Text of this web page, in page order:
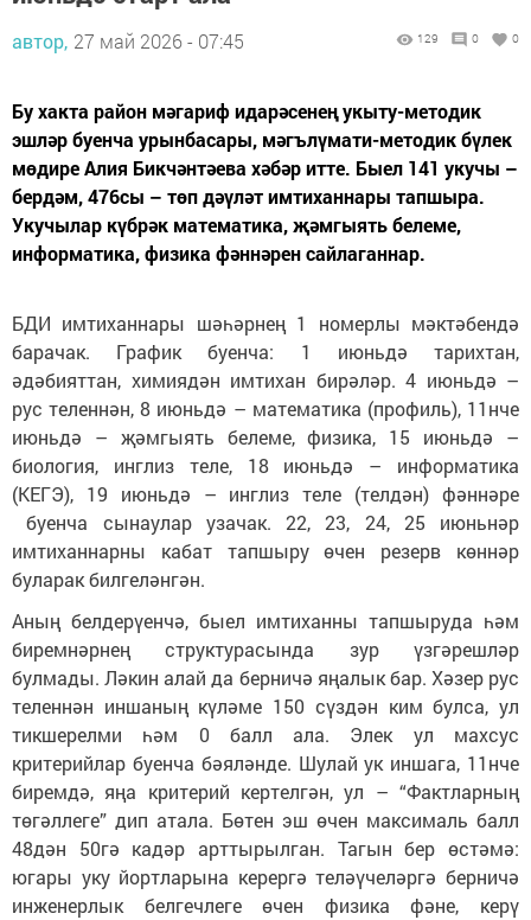
автор, 27 май 2026 - 07:45 129 0 0
Бу хакта район мәгариф идарәсенең укыту-методик
эшләр буенча урынбасары, мәгълүмати-методик бүлек
мөдире Алия Бикчәнтәева хәбәр итте. Быел 141 укучы –
бердәм, 476сы – төп дәүләт имтиханнары тапшыра.
Укучылар күбрәк математика, җәмгыять белеме,
информатика, физика фәннәрен сайлаганнар.
БДИ имтиханнары шәһәрнең 1 номерлы мәктәбендә
барачак. График буенча: 1 июньдә тарихтан,
әдәбияттан, химиядән имтихан бирәләр. 4 июньдә –
рус теленнән, 8 июньдә – математика (профиль), 11нче
июньдә – җәмгыять белеме, физика, 15 июньдә –
биология, инглиз теле, 18 июньдә – информатика
(КЕГЭ), 19 июньдә – инглиз теле (телдән) фәннәре
буенча сынаулар узачак. 22, 23, 24, 25 июньнәр
имтиханнарны кабат тапшыру өчен резерв көннәр
буларак билгеләнгән.
Аның белдерүенчә, быел имтиханны тапшыруда һәм
биремнәрнең структурасында зур үзгәрешләр
булмады. Ләкин алай да берничә яңалык бар. Хәзер рус
теленнән иншаның күләме 150 сүздән ким булса, ул
тикшерелми һәм 0 балл ала. Элек ул махсус
критерийлар буенча бәяләнде. Шулай ук иншага, 11нче
биремдә, яңа критерий кертелгән, ул – “Фактларның
төгәллеге” дип атала. Бөтен эш өчен максималь балл
48дән 50гә кадәр арттырылган. Тагын бер өстәмә:
югары уку йортларына керергә теләүчеләргә берничә
инженерлык белгечлеге өчен физика фәне, керү